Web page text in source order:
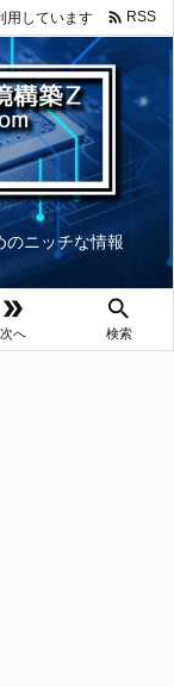
のニッチな情報

次へ

検索
用しています  RSS